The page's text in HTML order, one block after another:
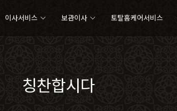
이사서비스 보관이사 토탈홈케어서비스
칭찬합시다